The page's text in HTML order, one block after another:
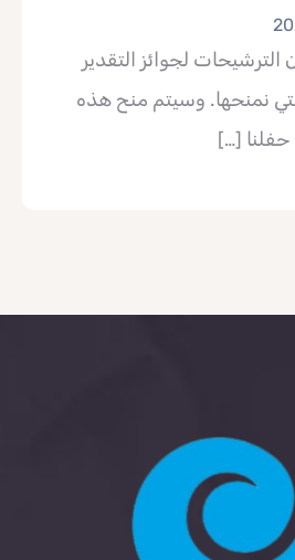
الترشيحات لجوائز التقدير
نمنحها. وسيتم منح هذه
[…]